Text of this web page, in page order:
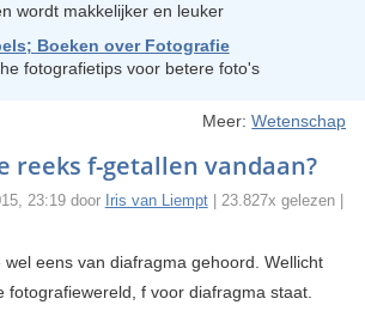
wordt makkelijker en leuker
Boeken over Fotografie
fotografietips voor betere foto's
Meer:Wetenschap
reeks f-getallen vandaan?
23:19 door Iris van Liempt| 23.827x gelezen |
wel eens van diafragma gehoord. Wellicht
fotografiewereld, f voor diafragma staat.